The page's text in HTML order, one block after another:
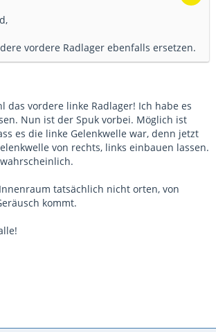
vordere Radlager ebenfalls ersetzen.
das vordere linke Radlager! Ich habe es
Nun ist der Spuk vorbei. Möglich ist
es die linke Gelenkwelle war, denn jetzt
von rechts, links einbauen lassen.
tatsächlich nicht orten, von
kommt.